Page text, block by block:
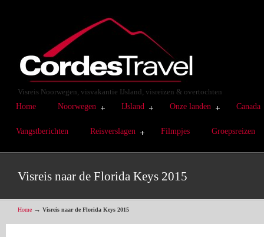
Visreis Noorwegen, visvakantie IJsland, visreizen & overtochten
Home
Noorwegen IJsland Onze landen Canada
Vangstberichten Reisverslagen Filmpjes Groepsreizen
Visreis naar de Florida Keys 2015
Home → Visreis naar de Florida Keys 2015